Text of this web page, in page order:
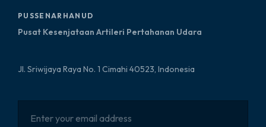
PUSSENARHANUD
Pusat Kesenjataan Artileri Pertahanan Udara
Jl. Sriwijaya Raya No. 1 Cimahi 40523, Indonesia